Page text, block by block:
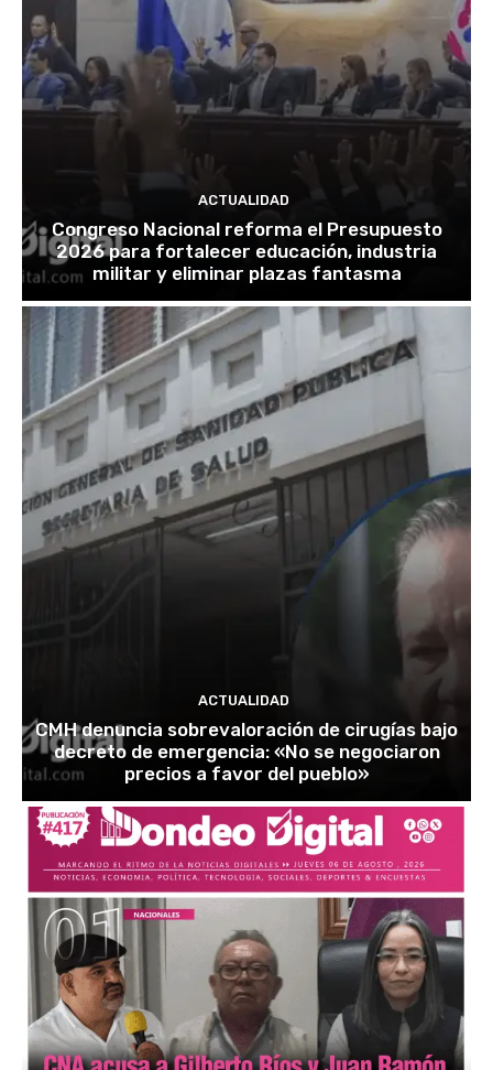
ACTUALIDAD
Congreso Nacional reforma el Presupuesto
2026 para fortalecer educación, industria
militar y eliminar plazas fantasma
ACTUALIDAD
CMH denuncia sobrevaloración de cirugías bajo
decreto de emergencia: «No se negociaron
precios a favor del pueblo»